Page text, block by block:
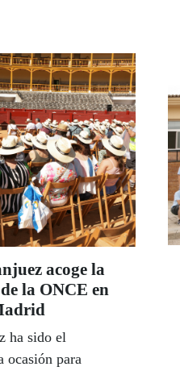
acoge la
la ONCE en
ha sido el
ocasión para